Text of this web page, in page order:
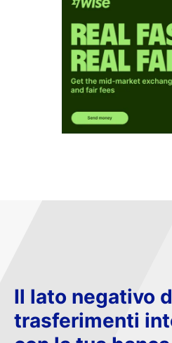
Il lato negativo
trasferimenti